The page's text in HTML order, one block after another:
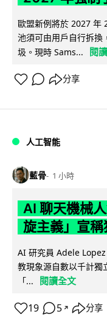
歐盟新例將於 2027 年
池須可由用戶自行拆換
圾。現時 Sams...
閱
分享
人工智能
藍骨 1 小時
AI 聊天機械
旋主義」宣
AI 研究員 Adele
教現象源自數以千計獨
「...
閱讀全文
19 5 ↗ 分享